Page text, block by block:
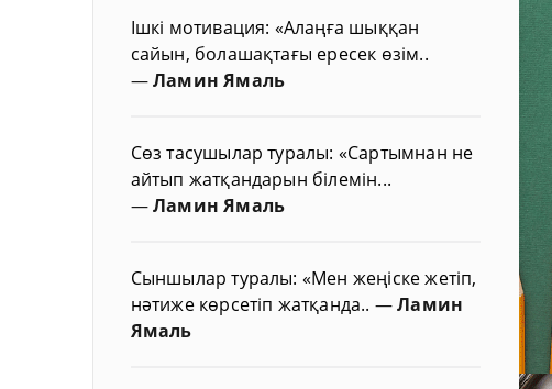
Ішкі мотивация: «Алаңға шыққан
сайын, болашақтағы ересек өзім..
—Ламин Ямаль
Сөз тасушылар туралы: «Сартымнан не
айтып жатқандарын білемін...
—Ламин Ямаль
Сыншылар туралы: «Мен жеңіске жетіп,
нәтиже көрсетіп жатқанда.. —Ламин
Ямаль